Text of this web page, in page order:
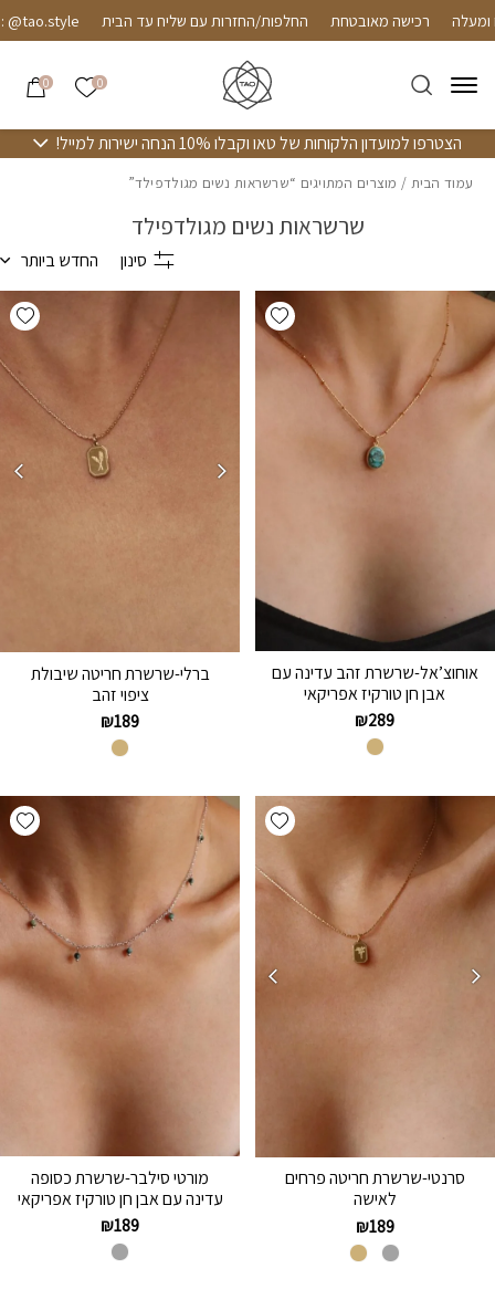
Skip to Contentרכישה מאובטחת החלפות/החזרות עם שליח עד הבית
0 הרשימה
0
הצטרפו למועדון הלקוחות של טאו וקבלו 10% הנחה ישירות למייל!
עמוד הבית / מוצרים המתויגים “שרשראות נשים מגולדפילד”
שרשראות נשים מגולדפילד
סינון החדש ביותר
Add wishlist
אוחוצ’אל-שרשרת זהב עדינה עם
אבן חן טורקיז אפריקאי
₪289
ברלי-שרשרת חריטה שיבולת
ציפוי זהב
₪189
Add wishlist
סרנטי-שרשרת חריטה פרחים
לאישה
₪189
מורטי סילבר-שרשרת כסופה
עדינה עם אבן חן טורקיז אפריקאי
₪189
בחזרה למעלה